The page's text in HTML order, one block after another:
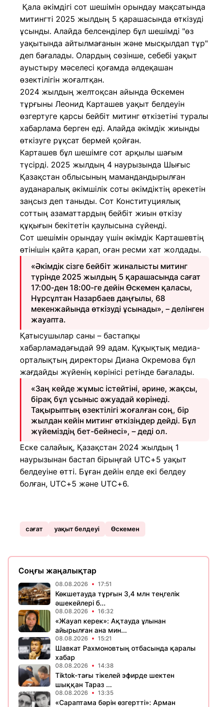
Қала әкімдігі сот шешімін орындау мақсатында
митингті 2025 жылдың 5 қарашасында өткізуді
ұсынды. Алайда белсенділер бұл шешімді "өз
уақытында айтылмағанын және мысқылдап тұр"
деп бағалады. Олардың сөзінше, себебі уақыт
ауыстыру мәселесі қоғамда әлдеқашан
өзектілігін жоғалтқан.
2024 жылдың желтоқсан айында Өскемен
тұрғыны Леонид Карташев уақыт белдеуін
өзгертуге қарсы бейбіт митинг өткізетіні туралы
хабарлама берген еді. Алайда әкімдік жиынды
өткізуге рұқсат бермей қойған.
Карташев бұл шешімге сот арқылы шағым
түсірді. 2025 жылдың 4 наурызында Шығыс
Қазақстан облысының мамандандырылған
ауданаралық әкімшілік соты әкімдіктің әрекетін
заңсыз деп таныды. Сот Конституциялық
соттың азаматтардың бейбіт жиын өткізу
құқығын бекітетін қаулысына сүйенді.
Сот шешімін орындау үшін әкімдік Карташевтің
өтінішін қайта қарап, оған ресми хат жолдады.
«Әкімдік сізге бейбіт жиналысты митинг
түрінде 2025 жылдың 5 қарашасында сағат
17:00-ден 18:00-ге дейін Өскемен қаласы,
Нұрсұлтан Назарбаев даңғылы, 68
мекенжайында өткізуді ұсынады», – делінген
жауапта.
Қатысушылар саны – бастапқы
хабарламадағыдай 99 адам. Құқықтық медиа-
орталықтың директоры Диана Окремова бұл
жағдайды жүйенің көрінісі ретінде бағалады.
«Заң кейде жұмыс істейтіні, әрине, жақсы,
бірақ бұл ұсыныс әжуадай көрінеді.
Тақырыптың өзектілігі жоғалған соң, бір
жылдан кейін митинг өткізіңдер дейді. Бұл
жүйеміздің бет-бейнесі», – деді ол.
Еске салайық, Қазақстан 2024 жылдың 1
наурызынан бастап бірыңғай UTC+5 уақыт
белдеуіне өтті. Бұған дейін елде екі белдеу
болған, UTC+5 және UTC+6.
сағат уақыт белдеуі Өскемен
Соңғы жаңалықтар
08.08.2026 17:51
Көкшетауда тұрғын 3,4 млн теңгелік
әшекейлері б...
08.08.2026 16:32
«Жауап керек»: Ақтауда ұлынан
айырылған ана мин...
08.08.2026 15:21
Шавкат Рахмоновтың отбасында қаралы
хабар
08.08.2026 14:38
Tiktok-тағы тікелей эфирде шектен
шыққан Тараз ...
08.08.2026 13:35
«Сараптама бәрін өзгертті»: Арман